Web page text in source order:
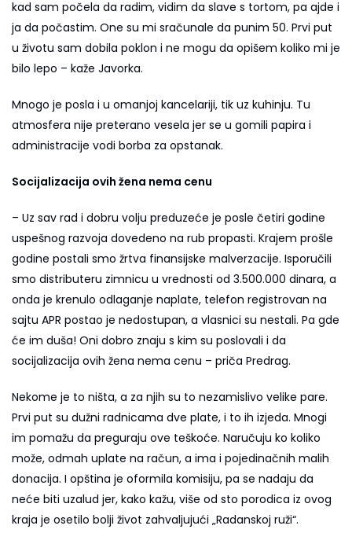
kad sam počela da radim, vidim da slave s tortom, pa ajde i
ja da počastim. One su mi sračunale da punim 50. Prvi put
u životu sam dobila poklon i ne mogu da opišem koliko mi je
bilo lepo – kaže Javorka.
Mnogo je posla i u omanjoj kancelariji, tik uz kuhinju. Tu
atmosfera nije preterano vesela jer se u gomili papira i
administracije vodi borba za opstanak.
Socijalizacija ovih žena nema cenu
– Uz sav rad i dobru volju preduzeće je posle četiri godine
uspešnog razvoja dovedeno na rub propasti. Krajem prošle
godine postali smo žrtva finansijske malverzacije. Isporučili
smo distributeru zimnicu u vrednosti od 3.500.000 dinara, a
onda je krenulo odlaganje naplate, telefon registrovan na
sajtu APR postao je nedostupan, a vlasnici su nestali. Pa gde
će im duša! Oni dobro znaju s kim su poslovali i da
socijalizacija ovih žena nema cenu – priča Predrag.
Nekome je to ništa, a za njih su to nezamislivo velike pare.
Prvi put su dužni radnicama dve plate, i to ih izjeda. Mnogi
im pomažu da preguraju ove teškoće. Naručuju ko koliko
može, odmah uplate na račun, a ima i pojedinačnih malih
donacija. I opština je oformila komisiju, pa se nadaju da
neće biti uzalud jer, kako kažu, više od sto porodica iz ovog
kraja je osetilo bolji život zahvaljujući „Radanskoj ruži“.